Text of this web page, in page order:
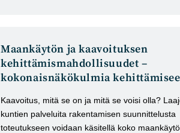
Maankäytön ja kaavoituksen
kehittämismahdollisuudet –
kokonaisnäkökulmia
Kaavoitus, mitä se on ja mitä se voisi olla?
kuntien palveluita rakentamisen suunnittelusta
toteutukseen voidaan käsitellä koko